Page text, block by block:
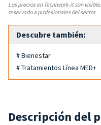
Los precios en Tecniwork.it son
reservado a profesionales del sector.
Descubre también:
# Bienestar
# Tratamientos Línea MED+
Descripción del